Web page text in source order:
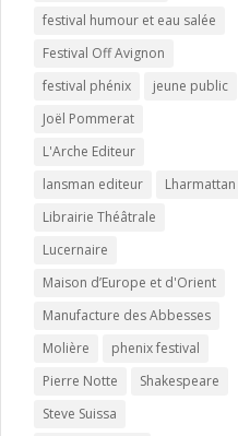
festival humour et eau salée
Festival Off Avignon
festival phénix
jeune public
Joël Pommerat
L'Arche Editeur
lansman editeur
Lharmattan
Librairie Théâtrale
Lucernaire
Maison d’Europe et d'Orient
Manufacture des Abbesses
Molière
phenix festival
Pierre Notte
Shakespeare
Steve Suissa